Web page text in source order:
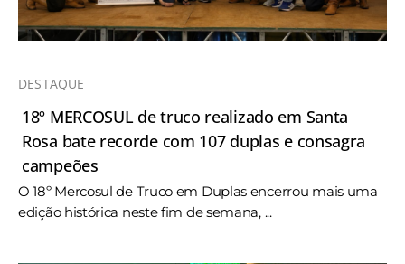
DESTAQUE
18º MERCOSUL de truco realizado em Santa
Rosa bate recorde com 107 duplas e consagra
campeões
O 18º Mercosul de Truco em Duplas encerrou mais uma
edição histórica neste fim de semana, ...